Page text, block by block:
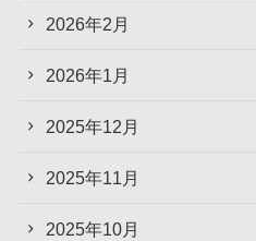
2026年2月
2026年1月
2025年12月
2025年11月
2025年10月